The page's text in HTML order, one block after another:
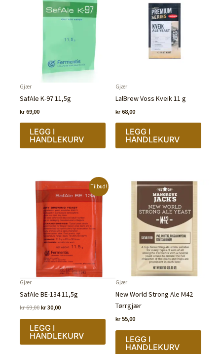
Gjær
SafAle K-97 11,5g
kr69,00
LEGG I
HANDLEKURV
Gjær
LalBrew Voss Kveik 11 g
kr68,00
LEGG I
HANDLEKURV
Tilbud!
Gjær
SafAle BE-134 11,5g
kr69,00 Opprinnelig
kr 69,00.
kr30,00Nåværende
LEGG I
HANDLEKURV
Gjær
New World Strong Ale M42
Tørrgjær
kr55,00
LEGG I
HANDLEKURV